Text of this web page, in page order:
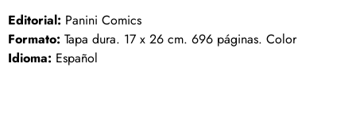
Editorial: Panini Comics
Formato: Tapa dura. 17 x 26 cm. 696 páginas. Color
Idioma: Español